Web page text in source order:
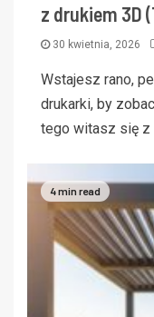
z drukiem 3D
30 kwietnia, 2026
Wstajesz rano,
drukarki, by
tego witasz się z
4 min read